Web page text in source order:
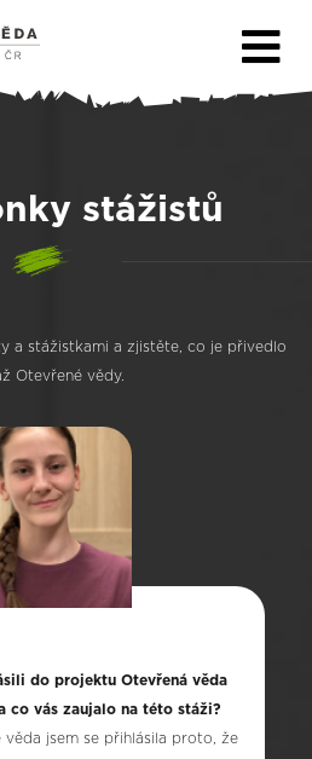
stážistů
a stážistkami a zjistěte, co je přivedlo
Otevřené vědy.
do projektu Otevřená věda
co vás zaujalo na této stáži?
věda jsem se přihlásila proto, že